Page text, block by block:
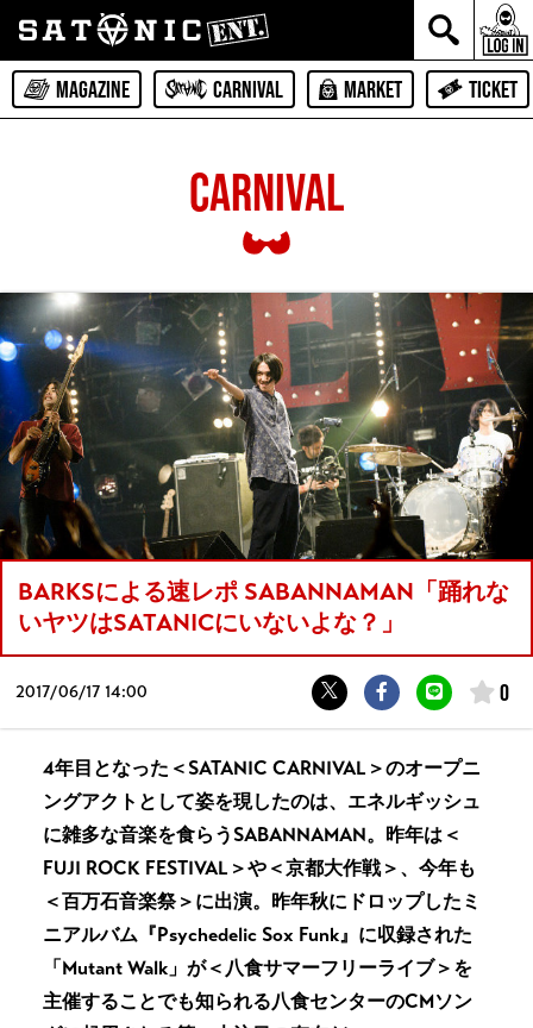
MAGAZINE CARNIVAL MARKET TICKET
CARNIVAL
BARKSによる速レポ SABANNAMAN「踊れな
いヤツはSATANICにいないよな？」
2017/06/17 14:00 0
4年目となった＜SATANIC CARNIVAL＞のオープニ
ングアクトとして姿を現したのは、エネルギッシュ
に雑多な音楽を食らうSABANNAMAN。昨年は＜
FUJI ROCK FESTIVAL＞や＜京都大作戦＞、今年も
＜百万石音楽祭＞に出演。昨年秋にドロップしたミ
ニアルバム『Psychedelic Sox Funk』に収録された
「Mutant Walk」が＜八食サマーフリーライブ＞を
主催することでも知られる八食センターのCMソン